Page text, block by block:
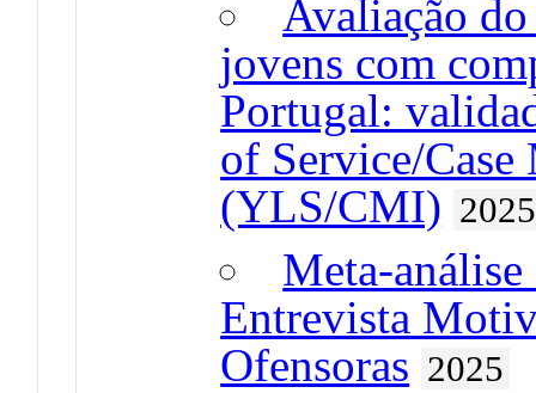
Avaliação
jovens com
Portugal:
of Service/
(YLS/CMI) 2025
Meta-
Entrevista
Ofensoras 2025